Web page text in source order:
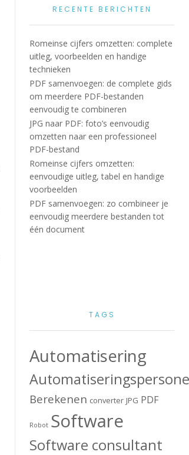
RECENTE BERICHTEN
Romeinse cijfers omzetten: complete
uitleg, voorbeelden en handige
technieken
PDF samenvoegen: de complete gids
om meerdere PDF-bestanden
eenvoudig te combineren
JPG naar PDF: foto’s eenvoudig
omzetten naar een professioneel
PDF-bestand
Romeinse cijfers omzetten:
eenvoudige uitleg, tabel en handige
voorbeelden
PDF samenvoegen: zo combineer je
eenvoudig meerdere bestanden tot
één document
TAGS
Automatisering
Berekenen converter JPG PDF
Robot Software
Software consultant